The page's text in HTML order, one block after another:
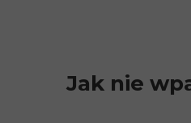
Jak nie